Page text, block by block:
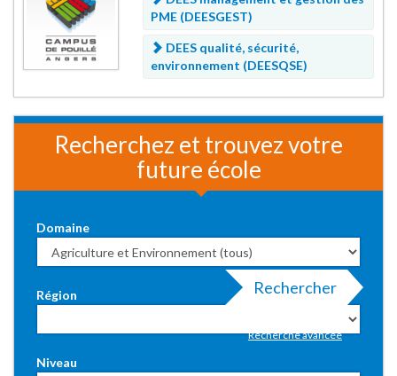
PME (DEESGEST)
DEES qualité, sécurité,
environnement (DEESQSE)
Recherchez et trouvez votre
future école
Domaine
Région
Niveau
Rechercher
Recherche avancée